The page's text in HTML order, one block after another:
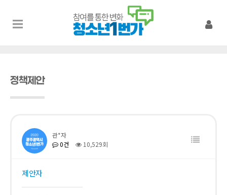
정책제안
관*자
0건
10,529회
제안자